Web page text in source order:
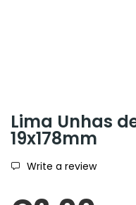
Lima Unhas
19x178mm
Write a review